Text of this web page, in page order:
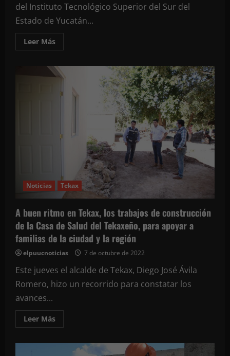
del Instituto Tecnológico Superior del Sur del
Estado de Yucatán...
Leer MásLeer
más
El
ITSSY
tener
más
de
Movilidad
Internacional
Noticias Tekax
A buen ritmo en Tekax, los trabajos de construcción
de la Casa de Salud del Tekaxeño, para apoyar a
familias de la ciudad y la región
elpuucnoticias 7 de octubre de 2022
Este jueves el alcalde de Tekax, Diego José Ávila
Romero, hizo un recorrido para constatar los
avances...
Leer MásLeer
más